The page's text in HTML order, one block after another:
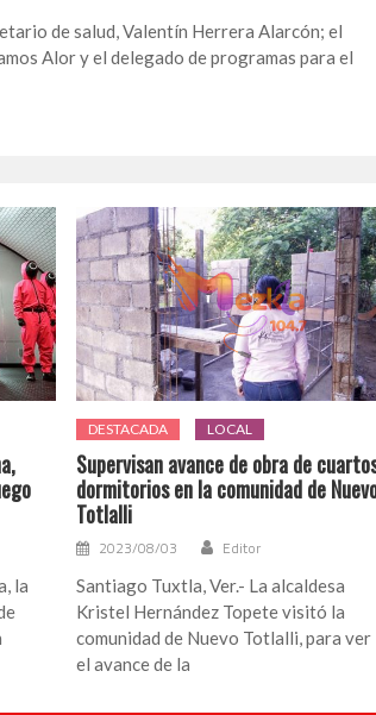
de salud, Valentín Herrera Alarcón; el
Alor y el delegado de programas para el
la
DESTACADA LOCAL
Supervisan avance de obra de
dormitorios en la comunidad de
Totlalli
2023/08/03 Editor
Santiago Tuxtla, Ver.- La alcaldesa
Kristel Hernández Topete visitó la
comunidad de Nuevo Totlalli, para ver
el avance de la